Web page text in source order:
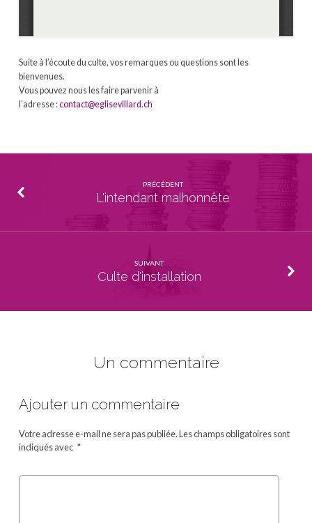
Suite à l’écoute du culte, vos remarques ou questions sont les
bienvenues.
Vous pouvez nous les faire parvenir à
l’adresse :contact@eglisevillard.ch
PRÉCÉDENT
L'intendant malhonnête
SUIVANT
Culte d'installation
Un commentaire
Ajouter un commentaire
Votre adresse e-mail ne sera pas publiée.Les champs obligatoires sont
indiqués avec *